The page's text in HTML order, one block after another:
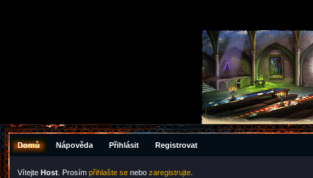
Domů Nápověda Přihlásit Registrovat
Vítejte Host . Prosím přihlašte se nebo zaregistrujte